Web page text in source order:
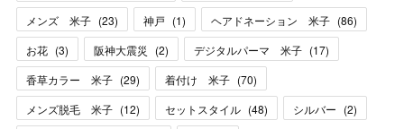
メンズ 米子 (23) 神戸 (1) ヘアドネーション 米子 (86)
お花 (3) 阪神大震災 (2) デジタルパーマ 米子 (17)
香草カラー 米子 (29) 着付け 米子 (70)
メンズ脱毛 米子 (12) セットスタイル (48) シルバー (2)